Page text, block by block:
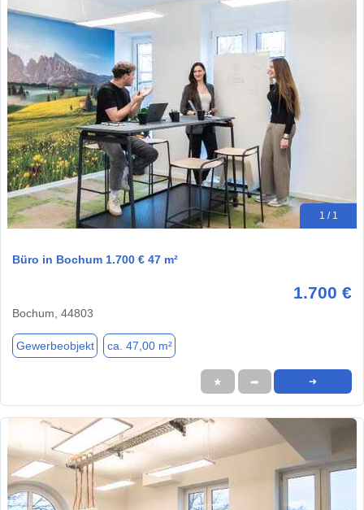
1 / 1
Büro in Bochum 1.700 € 47 m²
1.700 €
Bochum, 44803
Gewerbeobjekt ca. 47,00 m²
★ ➦ ➜